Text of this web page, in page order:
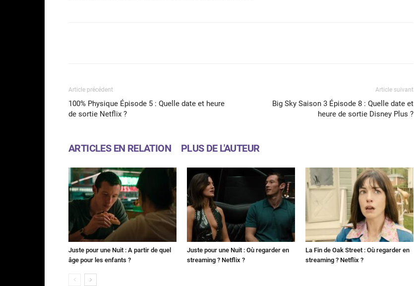
Article précédent
100% Physique Épisode 5 : Quelle date et heure
de sortie Netflix ?
Article suivant
Big Sky Saison 3 Épisode 8 : Quelle date et
heure de sortie Disney Plus ?
ARTICLES EN RELATION PLUS DE L'AUTEUR
Juste pour une Nuit : A partir de quel
âge pour les enfants ?
Juste pour une Nuit : Où regarder en
streaming ? Netflix ?
La Fin de Oak Street : Où regarder en
streaming ? Netflix ?